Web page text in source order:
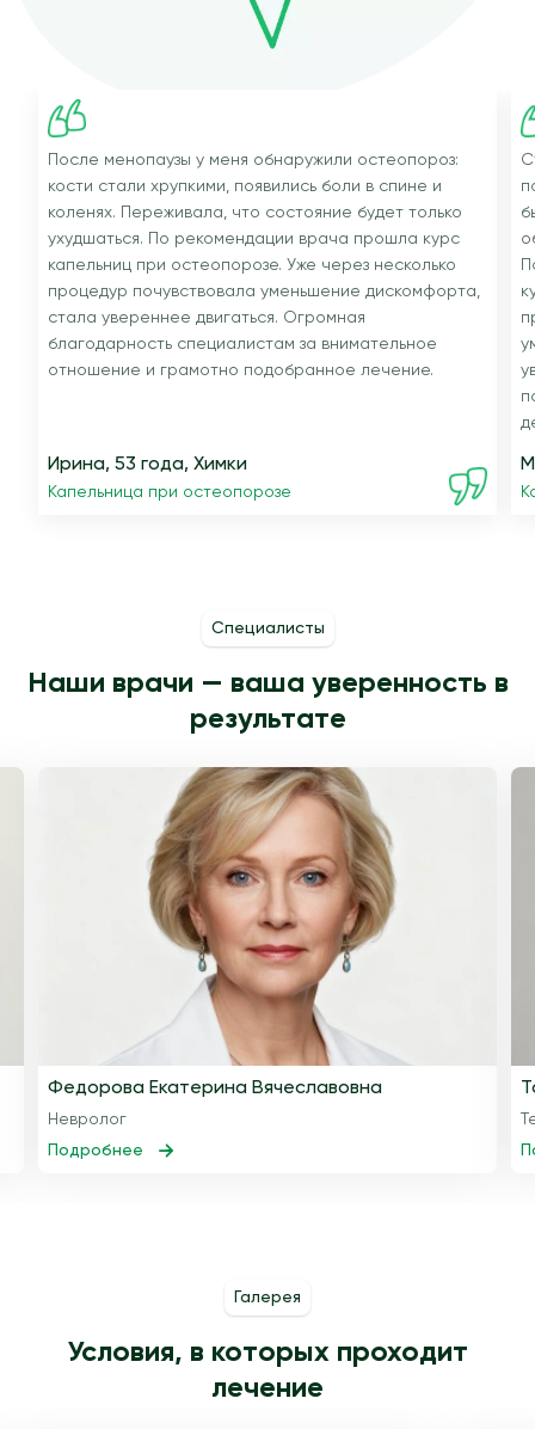
После менопаузы у меня обнаружили остеопороз:
кости стали хрупкими, появились боли в спине и
коленях. Переживала, что состояние будет только
ухудшаться. По рекомендации врача прошла курс
капельниц при остеопорозе. Уже через несколько
процедур почувствовала уменьшение дискомфорта,
стала увереннее двигаться. Огромная
благодарность специалистам за внимательное
отношение и грамотно подобранное лечение.
Ирина, 53 года, Химки
Капельница при остеопорозе
Специалисты
Наши врачи — ваша уверенность в
результате
Федорова Екатерина Вячеславовна
Невролог
Подробнее
Галерея
Условия, в которых проходит
лечение